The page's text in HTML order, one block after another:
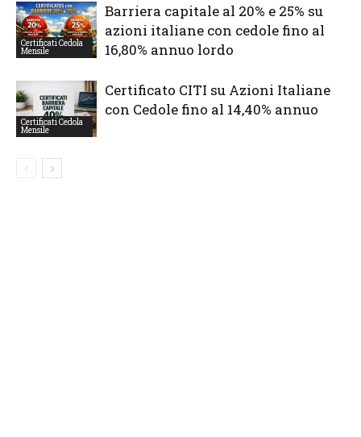
Certificati Cedola
Mensile
Barriera capitale al 20% e 25% su
azioni italiane con cedole fino al
16,80% annuo lordo
Certificati Cedola
Mensile
Certificato CITI su Azioni Italiane
con Cedole fino al 14,40% annuo